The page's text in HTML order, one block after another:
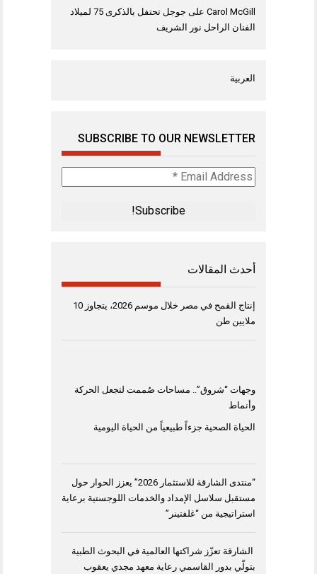
Carol McGill على
جوجل تحتفل بالذكرى 75 لميلاد
الفنان الراحل نور الشريف
العربية
SUBSCRIBE TO OUR NEWSLETTER
Email
Address
أحدث المقالات
إنتاج القمح في مصر خلال موسم 2026، يتجاوز 10
ملايين طن
وجهات “شروق”.. مساحات صُممت لتجعل الحركة
وأنماط
الحياة الصحية جزءاً طبيعياً من الحياة اليومية
“منتدى الشارقة للاستثمار 2026” يعزز الحوار حول
مستقبل سلاسل الإمداد والخدمات اللوجستية برعاية
استراتيجية من “غلفتينر”
الشارقة تعزّز شراكتها العالمية في البحوث الطبية
بتولّي بدور القاسمي رعاية معهد مجدي يعقوب